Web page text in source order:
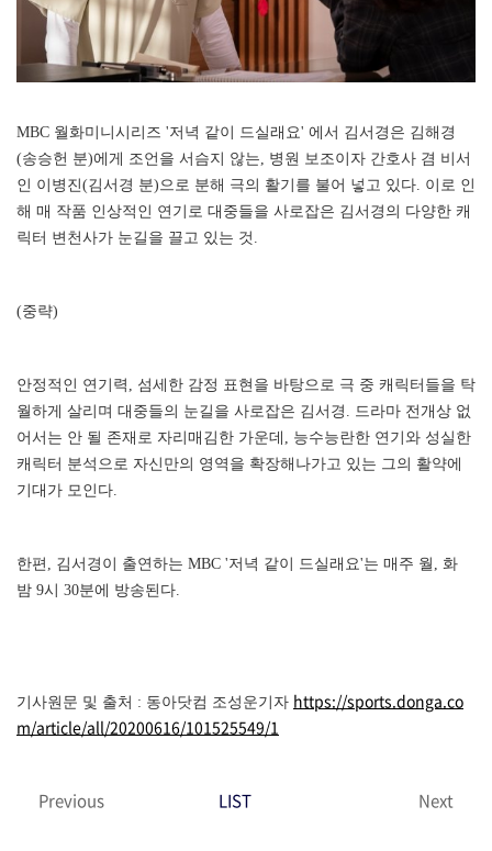
MBC 월화미니시리즈 '저녁 같이 드실래요' 에서 김서경은 김해경
(송승헌 분)에게 조언을 서슴지 않는, 병원 보조이자 간호사 겸 비서
인 이병진(김서경 분)으로 분해 극의 활기를 불어 넣고 있다. 이로 인
해 매 작품 인상적인 연기로 대중들을 사로잡은 김서경의 다양한 캐
릭터 변천사가 눈길을 끌고 있는 것.
(중략)
안정적인 연기력, 섬세한 감정 표현을 바탕으로 극 중 캐릭터들을 탁
월하게 살리며 대중들의 눈길을 사로잡은 김서경. 드라마 전개상 없
어서는 안 될 존재로 자리매김한 가운데, 능수능란한 연기와 성실한
캐릭터 분석으로 자신만의 영역을 확장해나가고 있는 그의 활약에
기대가 모인다.
한편, 김서경이 출연하는 MBC '저녁 같이 드실래요'는 매주 월, 화
밤 9시 30분에 방송된다.
기사원문 및 출처 : 동아닷컴 조성운기자 https://sports.donga.co
m/article/all/20200616/101525549/1
Previous LIST Next